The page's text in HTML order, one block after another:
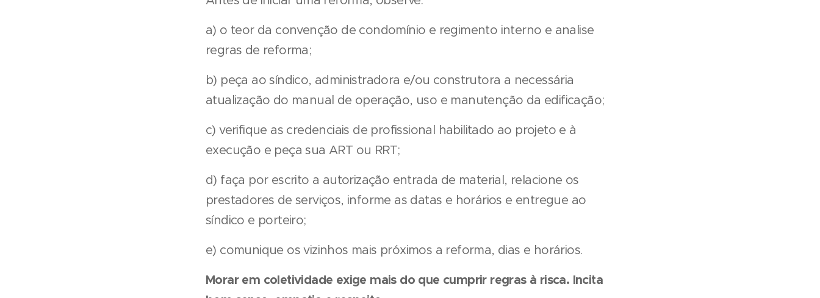
a) o teor da convenção de condomínio e regimento interno e analise
regras de reforma;
b) peça ao síndico, administradora e/ou construtora a necessária
atualização do manual de operação, uso e manutenção da edificação;
c) verifique as credenciais de profissional habilitado ao projeto e à
execução e peça sua ART ou RRT;
d) faça por escrito a autorização entrada de material, relacione os
prestadores de serviços, informe as datas e horários e entregue ao
síndico e porteiro;
e) comunique os vizinhos mais próximos a reforma, dias e horários.
Morar em coletividade exige mais do que cumprir regras à risca. Incita